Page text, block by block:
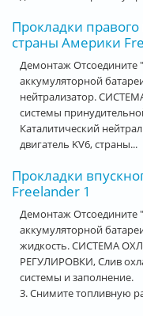
Прокладки
страны Америки
Демонтаж
аккумуляторной
нейтрализатор.
системы
Каталитический
двигатель KV6, страны...
Прокладки
Freelander 1
Демонтаж
аккумуляторной
жидкость. СИСТЕМА
РЕГУЛИРОВКИ, Слив
системы и заполнение.
3. Снимите топливную